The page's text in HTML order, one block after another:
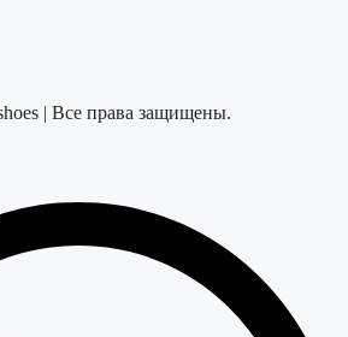
| Все права защищены.